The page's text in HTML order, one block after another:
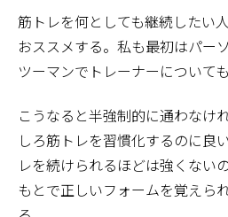
筋トレを何としても継続したい
おススメする。私も最初はパー
ツーマンでトレーナーについて
こうなると半強制的に通わなけ
しろ筋トレを習慣化するのに良
レを続けられるほどは強くない
もとで正しいフォームを覚えら